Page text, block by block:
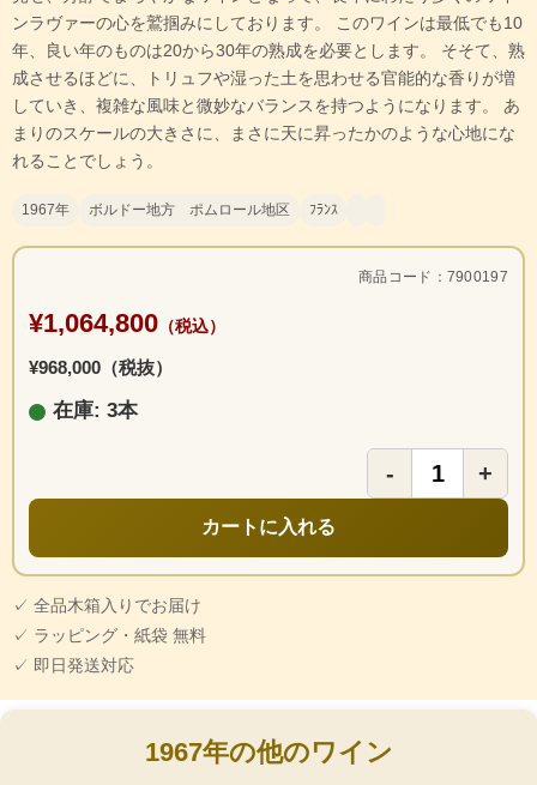
ンラヴァーの心を鷲掴みにしております。 このワインは最低でも10
年、良い年のものは20から30年の熟成を必要とします。 そそて、熟
成させるほどに、トリュフや湿った土を思わせる官能的な香りが増
していき、複雑な風味と微妙なバランスを持つようになります。 あ
まりのスケールの大きさに、まさに天に昇ったかのような心地にな
れることでしょう。
1967年 ボルドー地方 ポムロール地区 ﾌﾗﾝｽ
商品コード：7900197
¥1,064,800 （税込）
¥968,000（税抜）
在庫: 3本
- +
カートに入れる
✓ 全品木箱入りでお届け
✓ ラッピング・紙袋 無料
✓ 即日発送対応
1967年の他のワイン